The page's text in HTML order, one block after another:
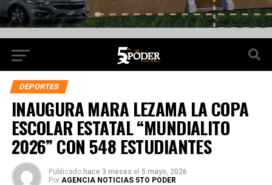
DEPORTES
INAUGURA MARA LEZAMA LA COPA
ESCOLAR ESTATAL “MUNDIALITO
2026” CON 548 ESTUDIANTES
Publicado hace 3 meses el 5 mayo, 2026
Por AGENCIA NOTICIAS 5TO PODER